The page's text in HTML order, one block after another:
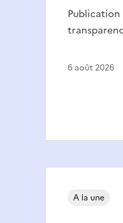
6 août 2026
A la une